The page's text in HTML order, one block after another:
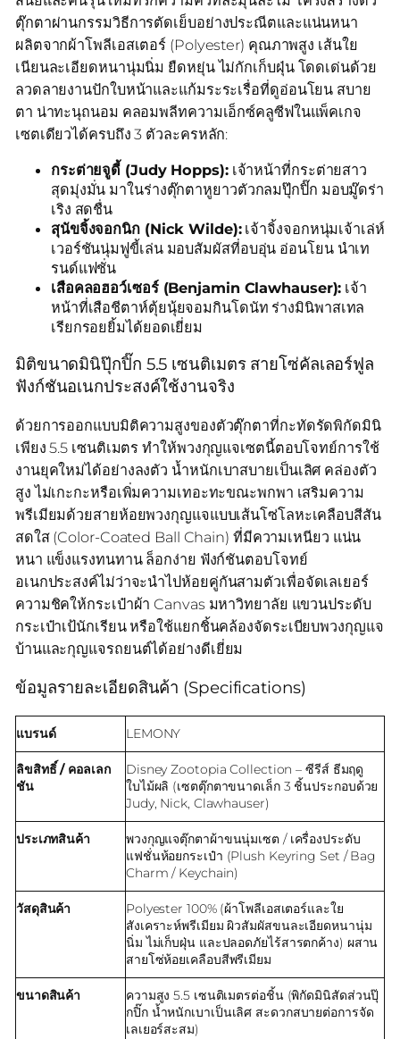
ตุ๊กตาผ่านกรรมวิธีการตัดเย็บอย่างประณีตและแน่นหนา
ผลิตจากผ้าโพลีเอสเตอร์ (Polyester) คุณภาพสูง เส้นใย
เนียนละเอียดหนานุ่มนิ่ม ยืดหยุ่น ไม่กักเก็บฝุ่น โดดเด่นด้วย
ลวดลายงานปักใบหน้าและแก้มระระเรื่อที่ดูอ่อนโยน สบาย
ตา น่าทะนุถนอม คลอมพลีทความเอ็กซ์คลูซีฟในแพ็คเกจ
เซตเดียวได้ครบถึง 3 ตัวละครหลัก:
กระต่ายจูดี้ (Judy Hopps):เจ้าหน้าที่กระต่ายสาว
สุดมุ่งมั่น มาในร่างตุ๊กตาหูยาวตัวกลมปุ๊กปิ๊ก มอบมู๊ดร่า
เริง สดชื่น
สุนัขจิ้งจอกนิก (Nick Wilde):เจ้าจิ้งจอกหนุ่มเจ้าเล่ห์
เวอร์ชันนุ่มฟูขี้เล่น มอบสัมผัสที่อบอุ่น อ่อนโยน นำเท
รนด์แฟชั่น
เสือคลอฮอว์เซอร์ (Benjamin Clawhauser): เจ้า
หน้าที่เสือชีตาห์ตุ้ยนุ้ยจอมกินโดนัท ร่างมินิพาสเทล
เรียกรอยยิ้มได้ยอดเยี่ยม
มิติขนาดมินิปุ๊กปิ๊ก 5.5 เซนติเมตร สายโซ่คัลเลอร์ฟูล
ฟังก์ชันอเนกประสงค์ใช้งานจริง
ด้วยการออกแบบมิติความสูงของตัวตุ๊กตาที่กะทัดรัดพิกัดมินิ
เพียง 5.5 เซนติเมตร ทำให้พวงกุญแจเซตนี้ตอบโจทย์การใช้
งานยุคใหม่ได้อย่างลงตัว น้ำหนักเบาสบายเป็นเลิศ คล่องตัว
สูง ไม่เกะกะหรือเพิ่มความเทอะทะขณะพกพา เสริมความ
พรีเมียมด้วยสายห้อยพวงกุญแจแบบเส้นโซ่โลหะเคลือบสีสัน
สดใส (Color-Coated Ball Chain) ที่มีความเหนียว แน่น
หนา แข็งแรงทนทาน ล็อกง่าย ฟังก์ชันตอบโจทย์
อเนกประสงค์ไม่ว่าจะนำไปห้อยคู่กันสามตัวเพื่อจัดเลเยอร์
ความชิคให้กระเป๋าผ้า Canvas มหาวิทยาลัย แขวนประดับ
กระเป๋าเป้นักเรียน หรือใช้แยกชิ้นคล้องจัดระเบียบพวงกุญแจ
บ้านและกุญแจรถยนต์ได้อย่างดีเยี่ยม
ข้อมูลรายละเอียดสินค้า (Specifications)
แบรนด์ LEMONY
ลิขสิทธิ์ / คอลเลก
ชัน
Disney Zootopia Collection – ซีรีส์ ธีมฤดู
ใบไม้ผลิ (เซตตุ๊กตาขนาดเล็ก 3 ชิ้นประกอบด้วย
Judy, Nick, Clawhauser)
ประเภทสินค้า
พวงกุญแจตุ๊กตาผ้าขนนุ่มเซต / เครื่องประดับ
แฟชั่นห้อยกระเป๋า (Plush Keyring Set / Bag
Charm / Keychain)
วัสดุสินค้า
Polyester 100% (ผ้าโพลีเอสเตอร์และใย
สังเคราะห์พรีเมียม ผิวสัมผัสขนละเอียดหนานุ่ม
นิ่ม ไม่เก็บฝุ่น และปลอดภัยไร้สารตกค้าง) ผสาน
สายโซ่ห้อยเคลือบสีพรีเมียม
ขนาดสินค้า
ความสูง 5.5 เซนติเมตรต่อชิ้น (พิกัดมินิสัดส่วนปุ๊
กปิ๊ก น้ำหนักเบาเป็นเลิศ สะดวกสบายต่อการจัด
เลเยอร์สะสม)